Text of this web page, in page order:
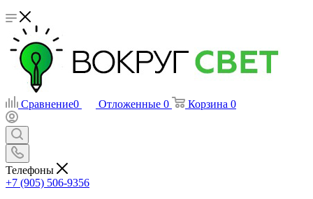
Сравнение0 Отложенные 0 Корзина 0
Телефоны
+7 (905) 506-9356